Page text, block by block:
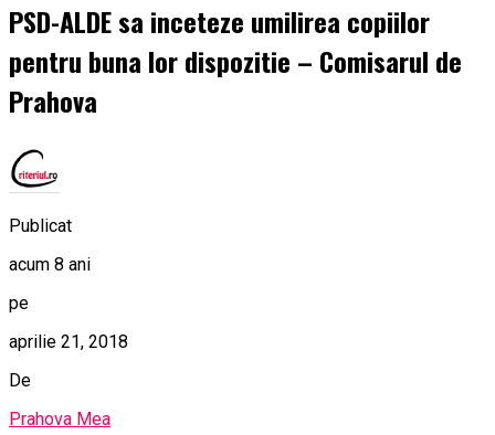
PSD-ALDE sa inceteze umilirea copiilor
pentru buna lor dispozitie – Comisarul de
Prahova
Publicat
acum 8 ani
pe
aprilie 21, 2018
De
Prahova Mea